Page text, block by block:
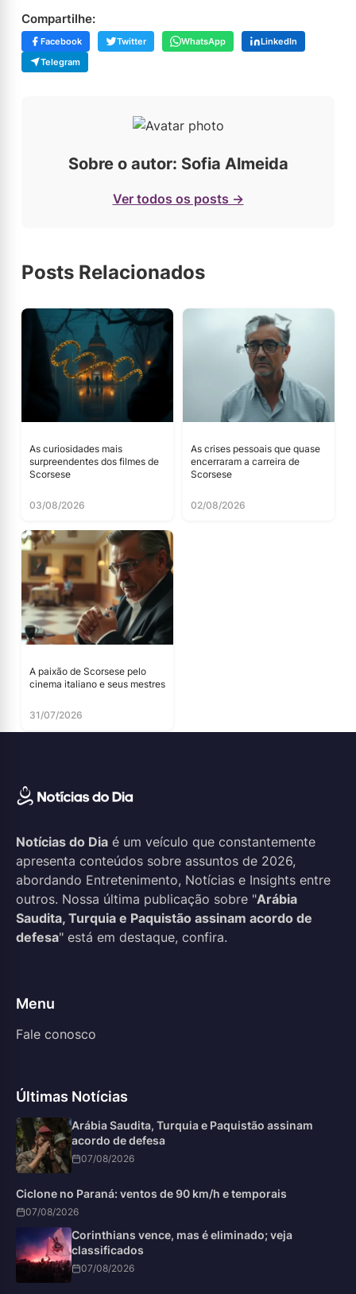
Compartilhe:
Facebook Twitter WhatsApp
LinkedIn
Telegram
Sobre o autor: Sofia Almeida
Ver todos os posts →
Posts Relacionados
As curiosidades mais
surpreendentes dos filmes de
Scorsese
03/08/2026
As crises pessoais que quase
encerraram a carreira de
Scorsese
02/08/2026
A paixão de Scorsese pelo
cinema italiano e seus mestres
31/07/2026
Notícias do Dia é um veículo que constantemente
apresenta conteúdos sobre assuntos de 2026,
abordando Entretenimento, Notícias e Insights entre
outros. Nossa última publicação sobre "Arábia
Saudita, Turquia e Paquistão assinam acordo de
defesa" está em destaque, confira.
Menu
Fale conosco
Últimas Notícias
Arábia Saudita, Turquia e Paquistão assinam
acordo de defesa
07/08/2026
Ciclone no Paraná: ventos de 90 km/h e temporais
07/08/2026
Corinthians vence, mas é eliminado; veja
classificados
07/08/2026